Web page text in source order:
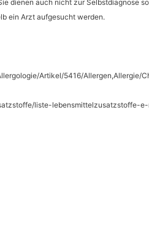
dienen auch nicht zur Selbstdiagnose
ein Arzt aufgesucht werden.
Artikel/5416/Allergen,Allergie/
liste-lebensmittelzusatzstoffe-e-